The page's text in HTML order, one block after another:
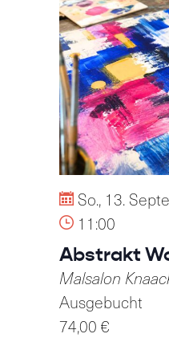
So., 13.
11:00
Abstrakt
Malsalon
Ausgebucht
74,00 €